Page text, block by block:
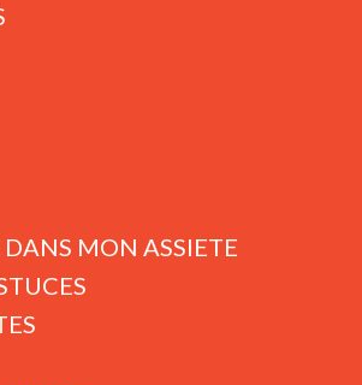
DANS MON ASSIETE